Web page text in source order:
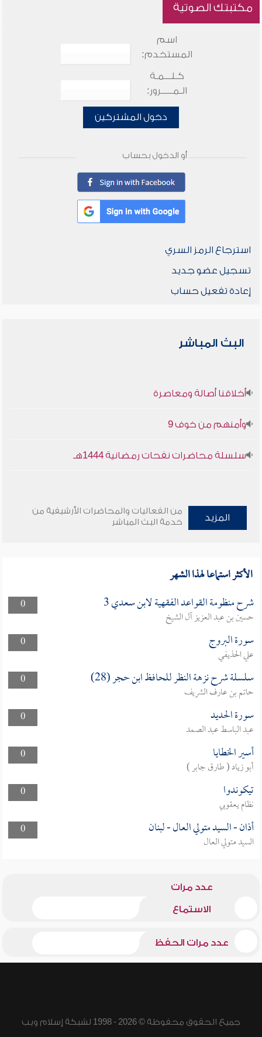
مكتبتك الصوتية
اسم
المستخدم:
كـلـــمـة
الـمـــــرور:
دخول المشتركين
أو الدخول بحساب
استرجاع الرمز السري
تسجيل عضو جديد
إعادة تفعيل حساب
البث المباشر
أخلاقنا أصالة ومعاصرة
وأمنهم من خوف 9
سلسلة محاضرات نفحات رمضانية 1444هـ
المزيد
من الفعاليات والمحاضرات الأرشيفية من
خدمة البث المباشر
الأكثر استماعا لهذا الشهر
0 شرح منظومة القواعد الفقهية لابن سعدي 3
حسين بن عبد العزيز آل الشيخ
0
سورة البروج
علي الحذيفي
0
سلسلة شرح نزهة النظر للحافظ ابن حجر (28)
حاتم بن عارف الشريف
0
سورة الحديد
عبد الباسط عبد الصمد
0
أسير الخطايا
أبو زياد ( طارق جابر )
0
تيكوندوا
نظام يعقوبي
0
أذان - السيد متولي العال - لبنان
السيد متولي العال
عدد مرات
الاستماع
عدد مرات الحفظ
جميع الحقوق محفوظة © 2026 - 1998 لشبكة إسلام ويب